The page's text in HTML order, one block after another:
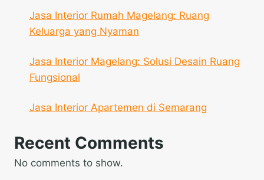
Jasa Interior Rumah Magelang: Ruang
Keluarga yang Nyaman
Jasa Interior Magelang: Solusi Desain Ruang
Fungsional
Jasa Interior Apartemen di Semarang
Recent Comments
No comments to show.